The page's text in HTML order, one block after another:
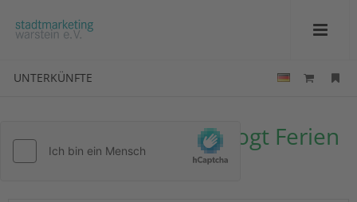
UNTERKÜNFTE
Ihre Anfrage zu Kehl Vogt Ferien
Apart